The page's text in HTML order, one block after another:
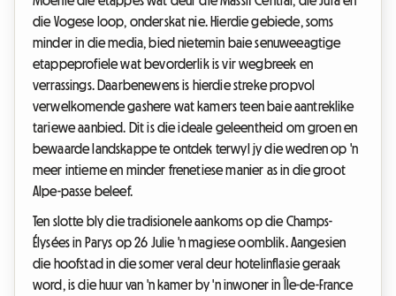
die Vogese loop, onderskat nie. Hierdie gebiede, soms
minder in die media, bied nietemin baie senuweeagtige
etappeprofiele wat bevorderlik is vir wegbreek en
verrassings. Daarbenewens is hierdie streke propvol
verwelkomende gashere wat kamers teen baie aantreklike
tariewe aanbied. Dit is die ideale geleentheid om groen en
bewaarde landskappe te ontdek terwyl jy die wedren op 'n
meer intieme en minder frenetiese manier as in die groot
Alpe-passe beleef.
Ten slotte bly die tradisionele aankoms op die Champs-
Élysées in Parys op 26 Julie 'n magiese oomblik. Aangesien
die hoofstad in die somer veral deur hotelinflasie geraak
word, is die huur van 'n kamer by 'n inwoner in Île-de-France